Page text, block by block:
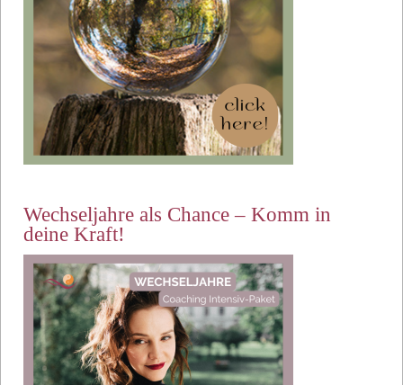
Wechseljahre als Chance – Komm in
deine Kraft!